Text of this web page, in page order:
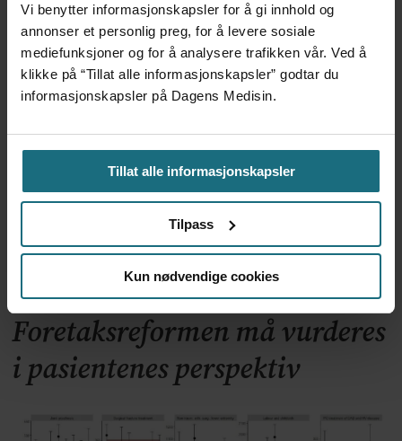
Vi benytter informasjonskapsler for å gi innhold og
annonser et personlig preg, for å levere sosiale
mediefunksjoner og for å analysere trafikken vår. Ved å
klikke på “Tillat alle informasjonskapsler” godtar du
informasjonskapsler på Dagens Medisin.
Tillat alle informasjonskapsler
Tilpass
Kun nødvendige cookies
Kliniske studier kommer ikke
til land bare fordi de er gode på
forskning
Foretaksreformen må vurderes
i pasientenes perspektiv